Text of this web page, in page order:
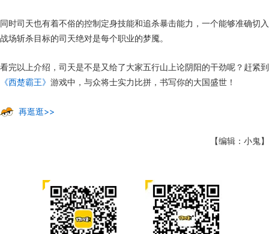
同时司天也有着不俗的控制定身技能和追杀暴击能力，一个能够准确切入
战场斩杀目标的司天绝对是每个职业的梦魇。
看完以上介绍，司天是不是又给了大家五行山上论阴阳的干劲呢？赶紧到
《西楚霸王》 游戏中，与众将士实力比拼，书写你的大国盛世！
再逛逛>>
【编辑：小鬼】